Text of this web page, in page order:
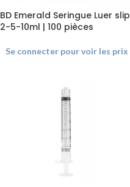
BD Emerald Seringue Luer slip
2-5-10ml | 100 pièces
Se connecter pour voir les prix